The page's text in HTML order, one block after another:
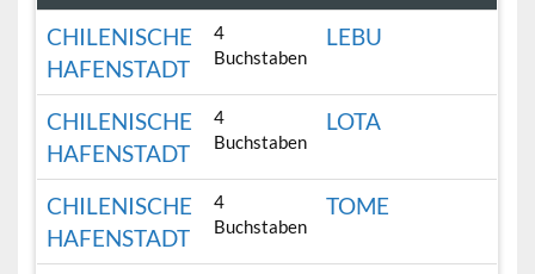
CHILENISCHE
HAFENSTADT
4
Buchstaben
LEBU
CHILENISCHE
HAFENSTADT
4
Buchstaben
LOTA
CHILENISCHE
HAFENSTADT
4
Buchstaben
TOME